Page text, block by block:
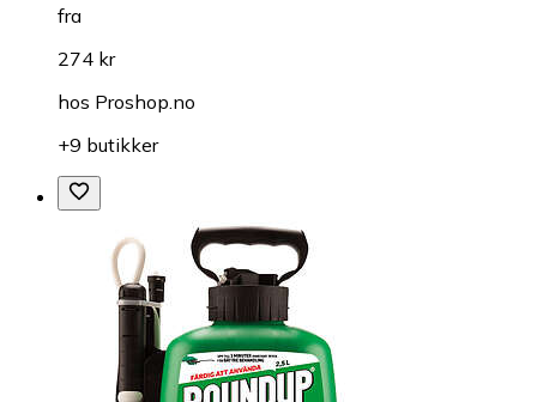
fra
274 kr
hos Proshop.no
+9 butikker